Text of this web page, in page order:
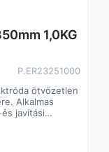
1,0KG
P.ER23251000
ötvözetlen
Alkalmas
javítási